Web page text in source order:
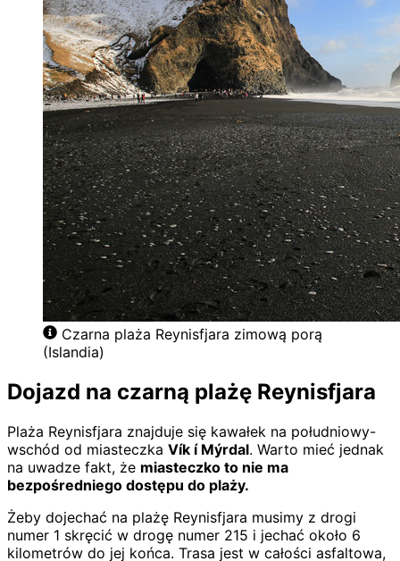
Czarna plaża Reynisfjara zimową porą
(Islandia)
Dojazd na czarną plażę Reynisfjara
Plaża Reynisfjara znajduje się kawałek na południowy-
wschód od miasteczka Vík í Mýrdal. Warto mieć jednak
na uwadze fakt, że miasteczko to nie ma
bezpośredniego dostępu do plaży.
Żeby dojechać na plażę Reynisfjara musimy z drogi
numer 1 skręcić w drogę numer 215 i jechać około 6
kilometrów do jej końca. Trasa jest w całości asfaltowa,